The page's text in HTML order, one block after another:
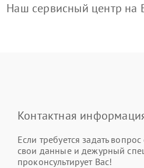
Наш сервисный центр на
Контактная
Если требуется задать вопрос
свои данные и дежурный
проконсультирует Вас!